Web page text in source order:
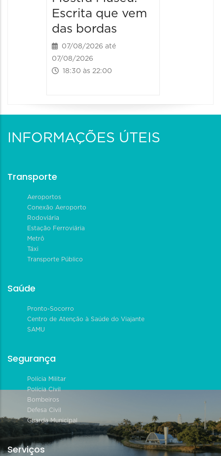
Escrita que vem
das bordas
07/08/2026 até
07/08/2026
18:30 às 22:00
INFORMAÇÕES ÚTEIS
Transporte
Aeroportos
Conexão Aeroporto
Rodoviária
Estação Ferroviária
Metrô
Táxi
Transporte Público
Saúde
Pronto-Socorro
Centro de Atenção à Saúde do Viajante
SAMU
Segurança
Polícia Militar
Polícia Civil
Bombeiros
Defesa Civil
Guarda Municipal
Serviços